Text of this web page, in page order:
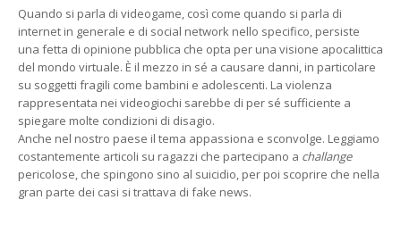
Quando si parla di videogame, così come quando si parla di
internet in generale e di social network nello specifico, persiste
una fetta di opinione pubblica che opta per una visione apocalittica
del mondo virtuale. È il mezzo in sé a causare danni, in particolare
su soggetti fragili come bambini e adolescenti. La violenza
rappresentata nei videogiochi sarebbe di per sé sufficiente a
spiegare molte condizioni di disagio.
Anche nel nostro paese il tema appassiona e sconvolge. Leggiamo
costantemente articoli su ragazzi che partecipano a challange
pericolose, che spingono sino al suicidio, per poi scoprire che nella
gran parte dei casi si trattava di fake news.